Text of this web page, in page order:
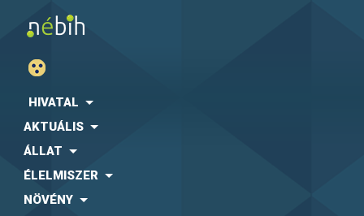
HIVATAL
AKTUÁLIS
ÁLLAT
ÉLELMISZER
NÖVÉNY